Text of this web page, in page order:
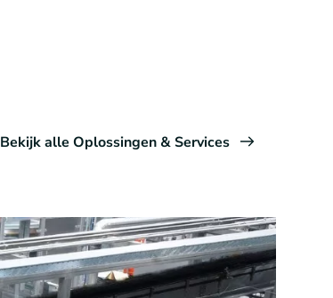
Bekijk alle Oplossingen & Services